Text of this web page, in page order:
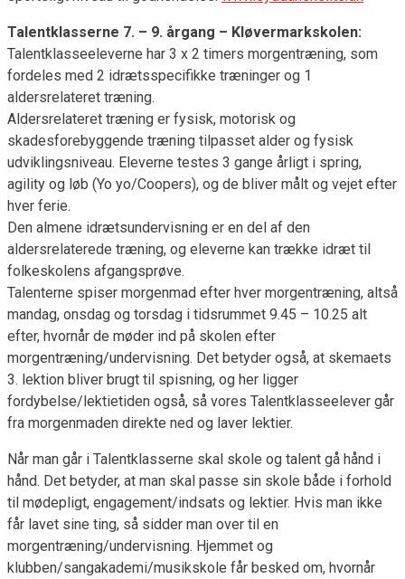
Talentklasserne 7. – 9. årgang – Kløvermarkskolen:
Talentklasseeleverne har 3 x 2 timers morgentræning, som
fordeles med 2 idrætsspecifikke træninger og 1
aldersrelateret træning.
Aldersrelateret træning er fysisk, motorisk og
skadesforebyggende træning tilpasset alder og fysisk
udviklingsniveau. Eleverne testes 3 gange årligt i spring,
agility og løb (Yo yo/Coopers), og de bliver målt og vejet efter
hver ferie.
Den almene idrætsundervisning er en del af den
aldersrelaterede træning, og eleverne kan trække idræt til
folkeskolens afgangsprøve.
Talenterne spiser morgenmad efter hver morgentræning, altså
mandag, onsdag og torsdag i tidsrummet 9.45 – 10.25 alt
efter, hvornår de møder ind på skolen efter
morgentræning/undervisning. Det betyder også, at skemaets
3. lektion bliver brugt til spisning, og her ligger
fordybelse/lektietiden også, så vores Talentklasseelever går
fra morgenmaden direkte ned og laver lektier.
Når man går i Talentklasserne skal skole og talent gå hånd i
hånd. Det betyder, at man skal passe sin skole både i forhold
til mødepligt, engagement/indsats og lektier. Hvis man ikke
får lavet sine ting, så sidder man over til en
morgentræning/undervisning. Hjemmet og
klubben/sangakademi/musikskole får besked om, hvornår